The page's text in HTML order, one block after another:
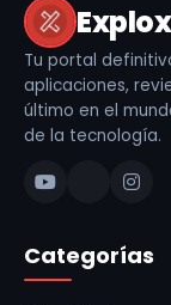
Explox
Tu portal
aplicaciones,
último en el
de la tecnología.
Categorías